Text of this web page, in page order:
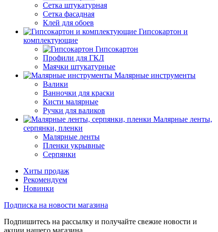
Сетка штукатурная
Сетка фасадная
Клей для обоев
Гипсокартон и
комплектующие
Гипсокартон
Профили для ГКЛ
Маячки штукатурные
Малярные инструменты
Валики
Ванночки для краски
Кисти малярные
Ручки для валиков
Малярные ленты,
серпянки, пленки
Малярные ленты
Пленки укрывные
Серпянки
Хиты продаж
Рекомендуем
Новинки
Подписка на новости магазина
Подпишитесь на рассылку и получайте свежие новости и
акции нашего магазина.